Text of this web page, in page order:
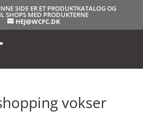
SIDE ER ET PRODUKTKATALOG OG
SHOPS MED PRODUKTERNE
HEJ@WCFC.DK
vokser